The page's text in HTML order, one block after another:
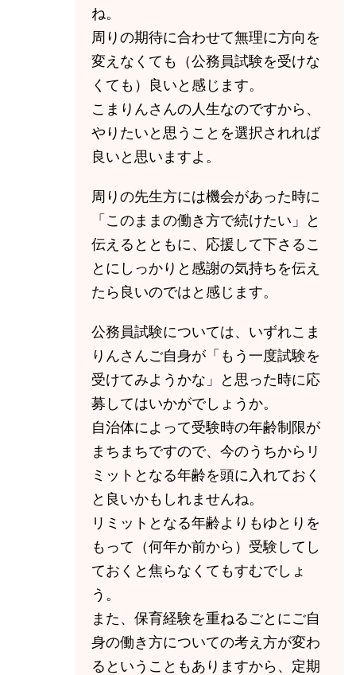
ね。
周りの期待に合わせて無理に方向を
変えなくても（公務員試験を受けな
くても）良いと感じます。
こまりんさんの人生なのですから、
やりたいと思うことを選択されれば
良いと思いますよ。
周りの先生方には機会があった時に
「このままの働き方で続けたい」と
伝えるとともに、応援して下さるこ
とにしっかりと感謝の気持ちを伝え
たら良いのではと感じます。
公務員試験については、いずれこま
りんさんご自身が「もう一度試験を
受けてみようかな」と思った時に応
募してはいかがでしょうか。
自治体によって受験時の年齢制限が
まちまちですので、今のうちからリ
ミットとなる年齢を頭に入れておく
と良いかもしれませんね。
リミットとなる年齢よりもゆとりを
もって（何年か前から）受験してし
ておくと焦らなくてもすむでしょ
う。
また、保育経験を重ねるごとにご自
身の働き方についての考え方が変わ
るということもありますから、定期